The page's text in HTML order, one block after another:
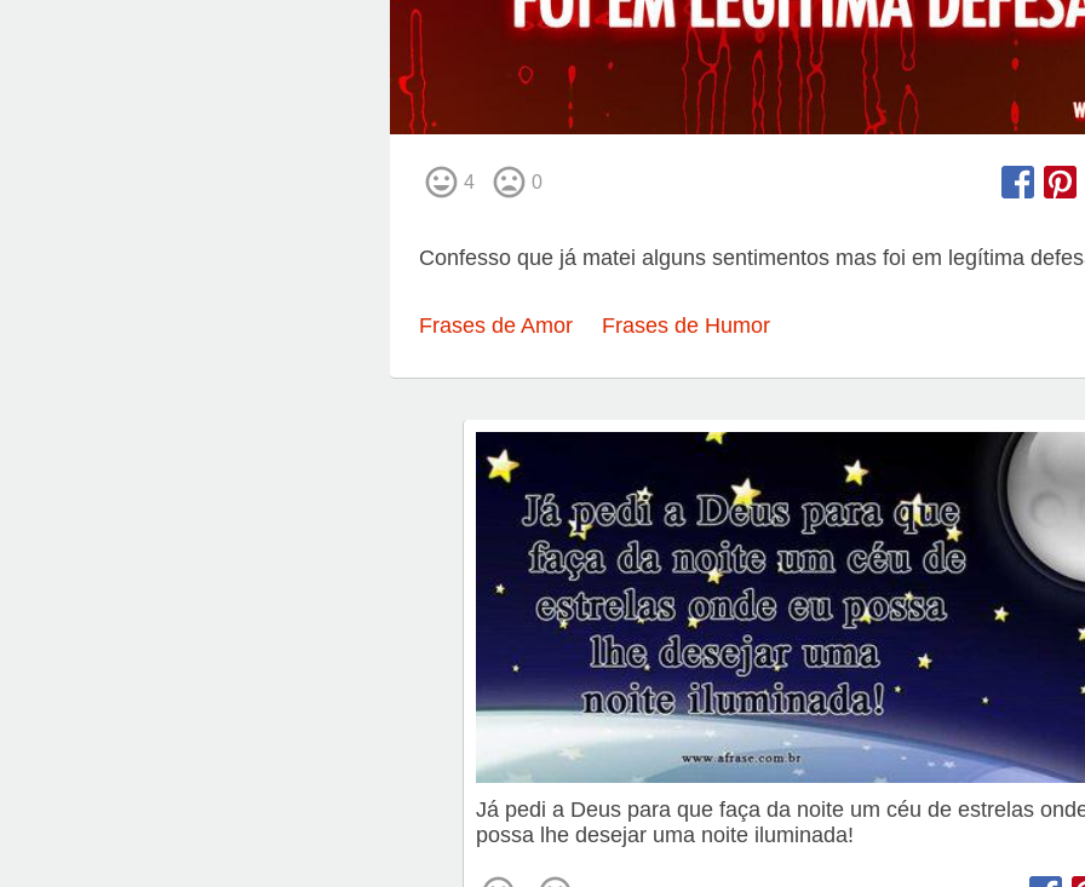
4 0
Confesso que já matei alguns sentimentos mas foi em legítima
Frases de Amor Frases de Humor
Já pedi a Deus para que faça da noite um céu de estrelas
possa lhe desejar uma noite iluminada!